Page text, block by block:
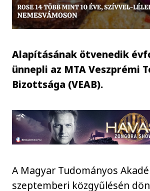
Alapításának ötvenedik
ünnepli az MTA Veszprémi
Bizottsága (VEAB).
A Magyar Tudományos
szeptemberi közgyűlésén